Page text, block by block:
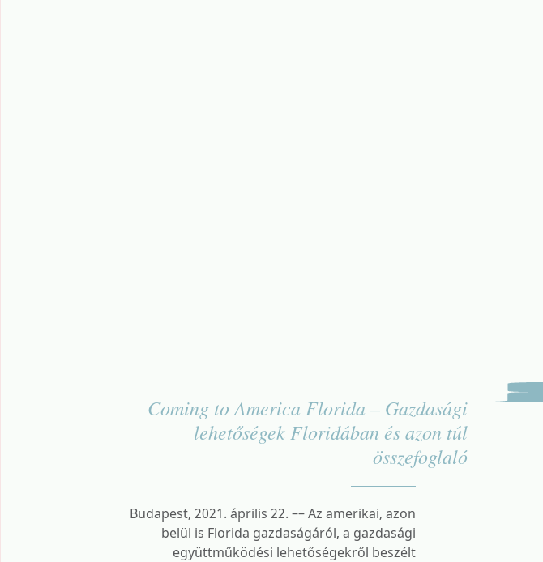
Coming to America Florida – Gazdasági
lehetőségek Floridában és azon túl
összefoglaló
Budapest, 2021. április 22. –– Az amerikai, azon
belül is Florida gazdaságáról, a gazdasági
együttműködési lehetőségekről beszélt